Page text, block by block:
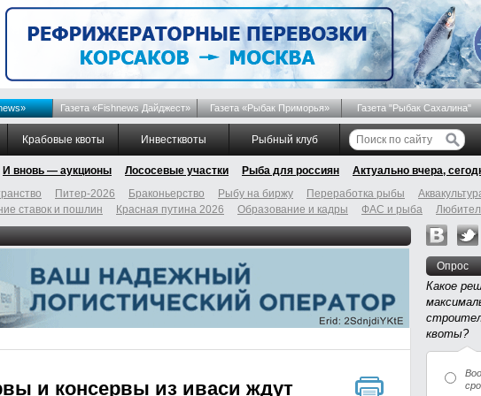
Газета «Fishnews Дайджест» Газета «Рыбак Приморья» Газета "Рыбак Сахалина"
Крабовые квоты Инвестквоты Рыбный клуб
И вновь — аукционы Лососевые участки Рыба для россиян
Актуально вчера,
Питер-2026 Браконьерство Рыбу на биржу Переработка рыбы
ставок и пошлин Красная путина 2026 Образование и кадры ФАС и рыба
и консервы из иваси ждут
Опрос
Какое
квоты?